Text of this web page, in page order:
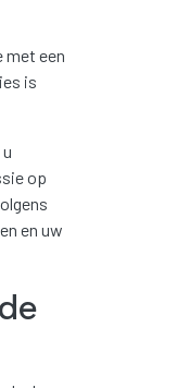
met een
is
op
en uw